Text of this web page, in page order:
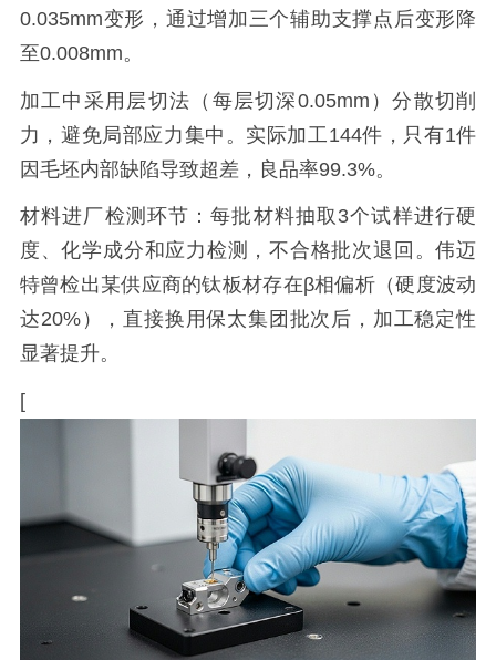
0.035mm变形，通过增加三个辅助支撑点后变形降
至0.008mm。
加工中采用层切法（每层切深0.05mm）分散切削
力，避免局部应力集中。实际加工144件，只有1件
因毛坯内部缺陷导致超差，良品率99.3%。
材料进厂检测环节：每批材料抽取3个试样进行硬
度、化学成分和应力检测，不合格批次退回。伟迈
特曾检出某供应商的钛板材存在β相偏析（硬度波动
达20%），直接换用保太集团批次后，加工稳定性
显著提升。
[